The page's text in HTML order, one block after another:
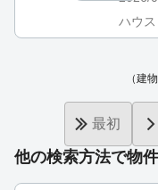
ハウ
他の検索方法で物
（建物
最初